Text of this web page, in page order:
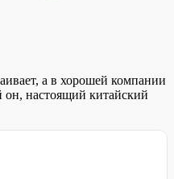
а в хорошей компании
он, настоящий китайский